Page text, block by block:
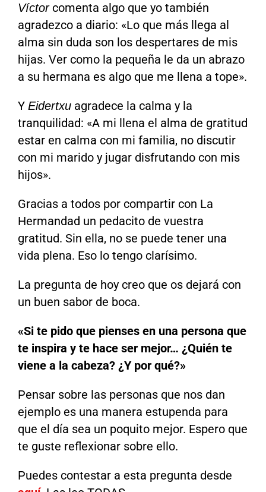
Víctorcomenta algo que yo también
agradezco a diario: «Lo que más llega al
alma sin duda son los despertares de mis
hijas. Ver como la pequeña le da un abrazo
a su hermana es algo que me llena a tope».
Y Eidertxuagradece la calma y la
tranquilidad: «A mi llena el alma de gratitud
estar en calma con mi familia, no discutir
con mi marido y jugar disfrutando con mis
hijos».
Gracias a todos por compartir con La
Hermandad un pedacito de vuestra
gratitud. Sin ella, no se puede tener una
vida plena. Eso lo tengo clarísimo.
La pregunta de hoy creo que os dejará con
un buen sabor de boca.
«Si te pido que pienses en una persona que
te inspira y te hace ser mejor… ¿Quién te
viene a la cabeza? ¿Y por qué?»
Pensar sobre las personas que nos dan
ejemplo es una manera estupenda para
que el día sea un poquito mejor. Espero que
te guste reflexionar sobre ello.
Puedes contestar a esta pregunta desde